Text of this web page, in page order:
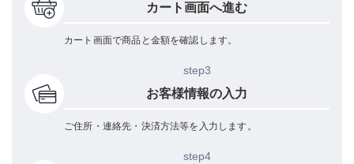
カート画面へ進む
カート画面で商品と金額を確認します。
step3
お客様情報の入力
ご住所・連絡先・決済方法等を入力します。
step4